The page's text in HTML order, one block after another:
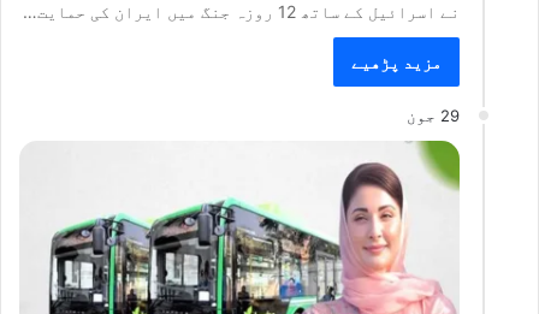
نے اسرائیل کے ساتھ 12 روزہ جنگ میں ایران کی حمایت…
مزید پڑھیے
29 جون